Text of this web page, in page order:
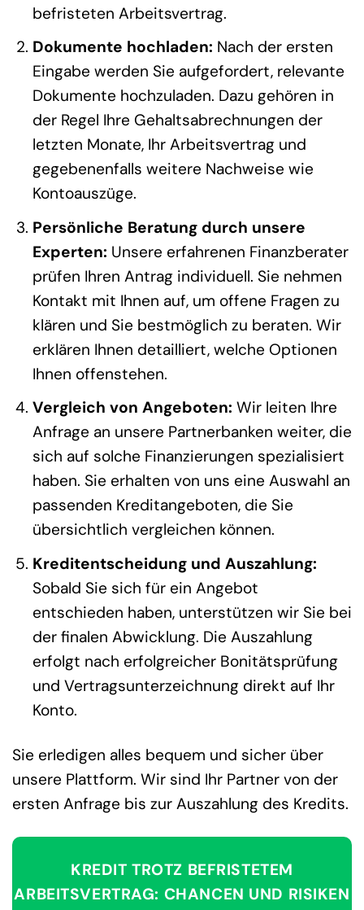
befristeten Arbeitsvertrag.
Dokumente hochladen: Nach der ersten
Eingabe werden Sie aufgefordert, relevante
Dokumente hochzuladen. Dazu gehören in
der Regel Ihre Gehaltsabrechnungen der
letzten Monate, Ihr Arbeitsvertrag und
gegebenenfalls weitere Nachweise wie
Kontoauszüge.
Persönliche Beratung durch unsere
Experten: Unsere erfahrenen Finanzberater
prüfen Ihren Antrag individuell. Sie nehmen
Kontakt mit Ihnen auf, um offene Fragen zu
klären und Sie bestmöglich zu beraten. Wir
erklären Ihnen detailliert, welche Optionen
Ihnen offenstehen.
Vergleich von Angeboten: Wir leiten Ihre
Anfrage an unsere Partnerbanken weiter, die
sich auf solche Finanzierungen spezialisiert
haben. Sie erhalten von uns eine Auswahl an
passenden Kreditangeboten, die Sie
übersichtlich vergleichen können.
Kreditentscheidung und Auszahlung:
Sobald Sie sich für ein Angebot
entschieden haben, unterstützen wir Sie bei
der finalen Abwicklung. Die Auszahlung
erfolgt nach erfolgreicher Bonitätsprüfung
und Vertragsunterzeichnung direkt auf Ihr
Konto.
Sie erledigen alles bequem und sicher über
unsere Plattform. Wir sind Ihr Partner von der
ersten Anfrage bis zur Auszahlung des Kredits.
KREDIT TROTZ BEFRISTETEM
ARBEITSVERTRAG: CHANCEN UND RISIKEN